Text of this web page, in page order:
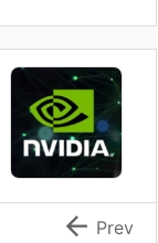
 Prev